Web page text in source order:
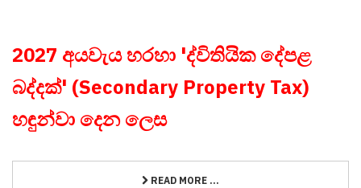
2027 අයවැය හරහා 'ද්විතියික දේපළ
බද්දක්' (Secondary Property Tax)
හඳුන්වා දෙන ලෙස
READ MORE ...